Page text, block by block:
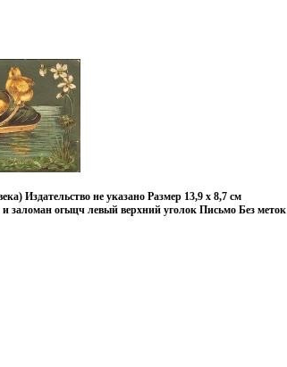
Издательство не указано Размер 13,9 х 8,7 см
заломан огыцч левый верхний уголок Письмо Без меток